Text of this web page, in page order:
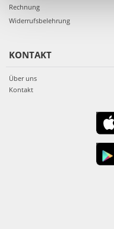
Rechnung
Widerrufsbelehrung
KONTAKT
Über uns
Kontakt